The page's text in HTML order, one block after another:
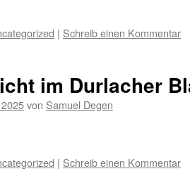
| Schreib einen Kommentar
im Durlacher
von Samuel Degen
| Schreib einen Kommentar